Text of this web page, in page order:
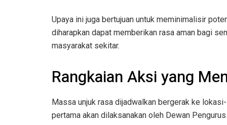
Upaya ini juga bertujuan untuk meminimalisir
diharapkan dapat memberikan rasa aman bagi
masyarakat sekitar.
Rangkaian Aksi yang
Massa unjuk rasa dijadwalkan bergerak ke
pertama akan dilaksanakan oleh Dewan